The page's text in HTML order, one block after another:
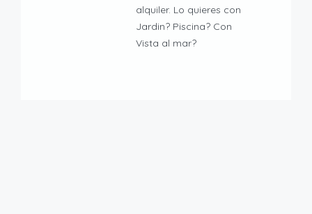
alquiler. Lo quieres con
Jardin? Piscina? Con
Vista al mar?